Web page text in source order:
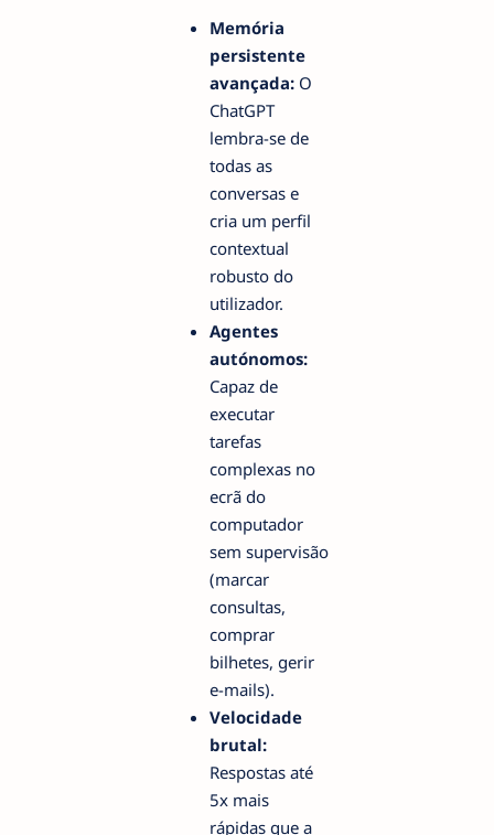
Memória
persistente
avançada: O
ChatGPT
lembra-se de
todas as
conversas e
cria um perfil
contextual
robusto do
utilizador.
Agentes
autónomos:
Capaz de
executar
tarefas
complexas no
ecrã do
computador
sem supervisão
(marcar
consultas,
comprar
bilhetes, gerir
e-mails).
Velocidade
brutal:
Respostas até
5x mais
rápidas que a